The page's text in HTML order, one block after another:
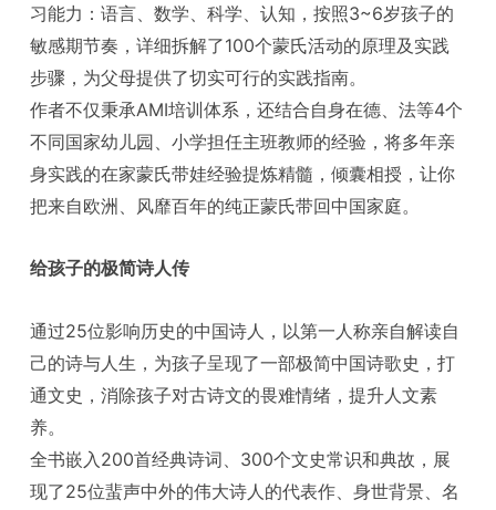
习能力：语言、数学、科学、认知，按照3~6岁孩子的
敏感期节奏，详细拆解了100个蒙氏活动的原理及实践
步骤，为父母提供了切实可行的实践指南。
作者不仅秉承AMI培训体系，还结合自身在德、法等4个
不同国家幼儿园、小学担任主班教师的经验，将多年亲
身实践的在家蒙氏带娃经验提炼精髓，倾囊相授，让你
把来自欧洲、风靡百年的纯正蒙氏带回中国家庭。
给孩子的极简诗人传
通过25位影响历史的中国诗人，以第一人称亲自解读自
己的诗与人生，为孩子呈现了一部极简中国诗歌史，打
通文史，消除孩子对古诗文的畏难情绪，提升人文素
养。
全书嵌入200首经典诗词、300个文史常识和典故，展
现了25位蜚声中外的伟大诗人的代表作、身世背景、名